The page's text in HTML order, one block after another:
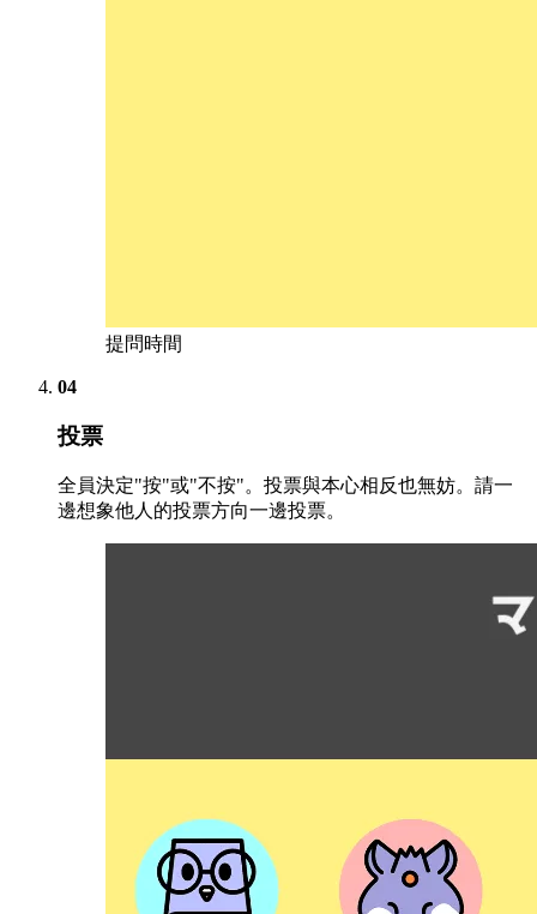
提問時間
04
投票
全員決定"按"或"不按"。投票與本心相反也無妨。請一
邊想象他人的投票方向一邊投票。